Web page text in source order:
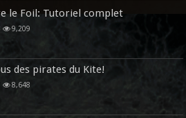
le Foil: Tutoriel complet
9,209
des pirates du Kite!
8,648